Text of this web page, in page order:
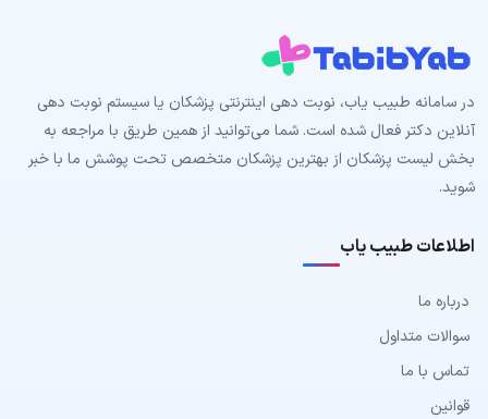
در سامانه طبیب‌ یاب، نوبت دهی اینترنتی پزشکان یا سیستم نوبت دهی
آنلاین دکتر فعال شده است. شما می‌توانید از همین طریق با مراجعه به
بخش لیست پزشکان از بهترین پزشکان متخصص تحت پوشش ما با خبر
شوید.
اطلاعات طبیب یاب
درباره ما
سوالات متداول
تماس با ما
قوانین